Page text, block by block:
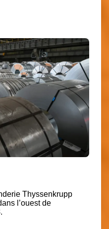
Thyssenkrupp
l’ouest de